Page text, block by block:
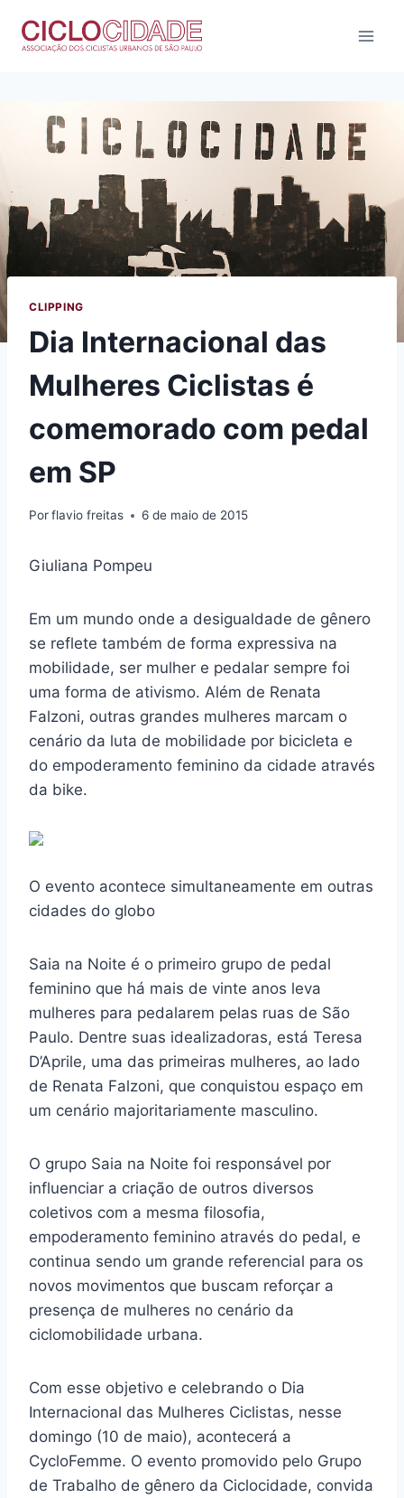
para
CLIPPING
Dia Internacional das
Mulheres Ciclistas é
comemorado com pedal
em SP
Porflavio freitas 6 de maio de 2015
Giuliana Pompeu
Em um mundo onde a desigualdade de gênero
se reflete também de forma expressiva na
mobilidade, ser mulher e pedalar sempre foi
uma forma de ativismo. Além de Renata
Falzoni, outras grandes mulheres marcam o
cenário da luta de mobilidade por bicicleta e
do empoderamento feminino da cidade através
da bike.
O evento acontece simultaneamente em outras
cidades do globo
Saia na Noite é o primeiro grupo de pedal
feminino que há mais de vinte anos leva
mulheres para pedalarem pelas ruas de São
Paulo. Dentre suas idealizadoras, está Teresa
D’Aprile, uma das primeiras mulheres, ao lado
de Renata Falzoni, que conquistou espaço em
um cenário majoritariamente masculino.
O grupo Saia na Noite foi responsável por
influenciar a criação de outros diversos
coletivos com a mesma filosofia,
empoderamento feminino através do pedal, e
continua sendo um grande referencial para os
novos movimentos que buscam reforçar a
presença de mulheres no cenário da
ciclomobilidade urbana.
Com esse objetivo e celebrando o Dia
Internacional das Mulheres Ciclistas, nesse
domingo (10 de maio), acontecerá a
CycloFemme. O evento promovido pelo Grupo
de Trabalho de gênero da Ciclocidade, convida